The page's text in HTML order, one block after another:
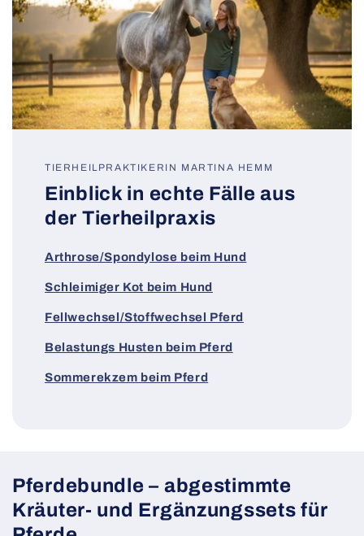
TIERHEILPRAKTIKERIN MARTINA HEMM
Einblick in echte Fälle aus
der Tierheilpraxis
Arthrose/Spondylose beim Hund
Schleimiger Kot beim Hund
Fellwechsel/Stoffwechsel Pferd
Belastungs Husten beim Pferd
Sommerekzem beim Pferd
Pferdebundle – abgestimmte
Kräuter- und Ergänzungssets für